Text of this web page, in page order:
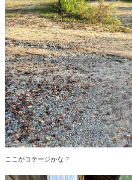
ここがコテージかな？